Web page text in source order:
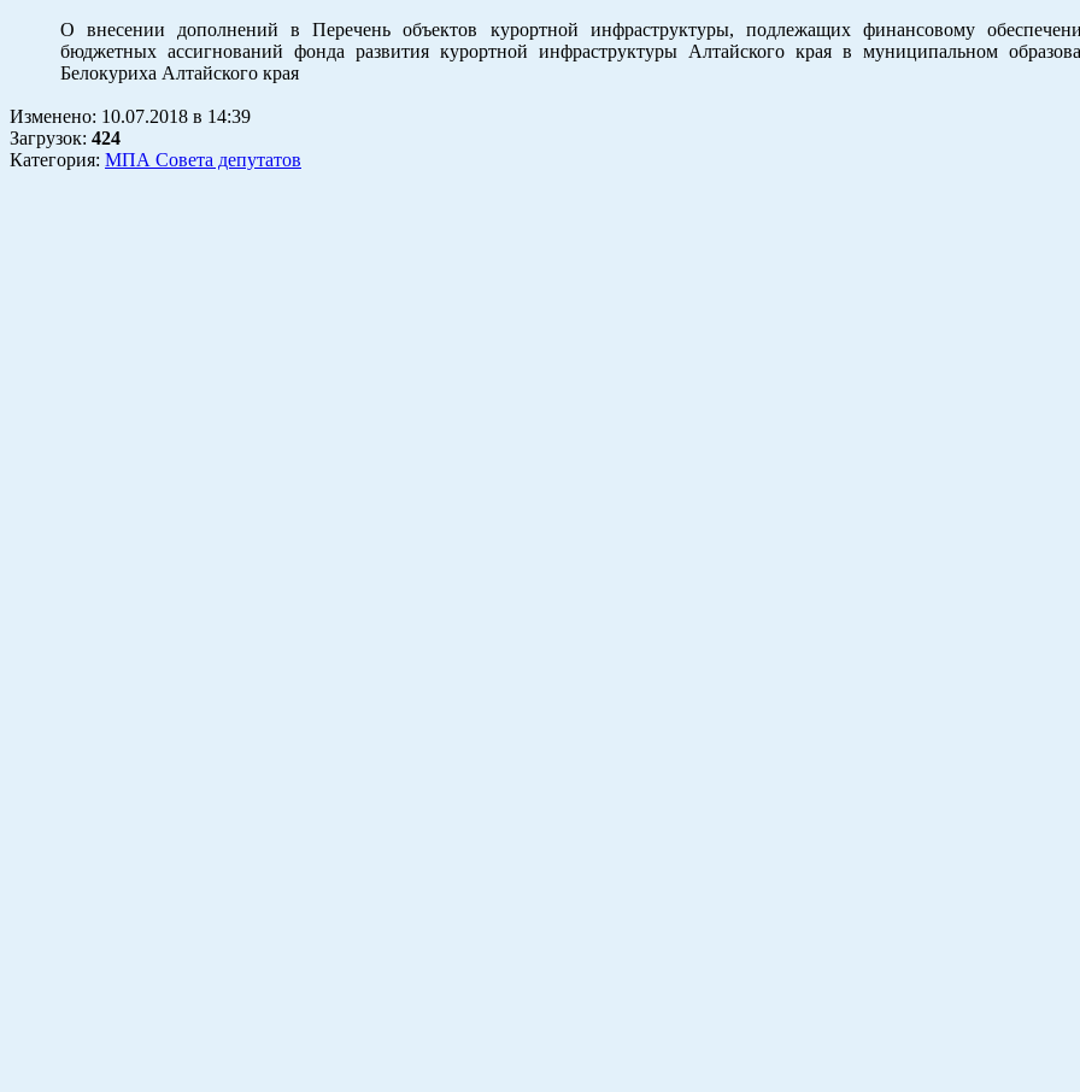
О внесении дополнений в Перечень объектов курортной инфраструктуры, подлежащих финансовому
бюджетных ассигнований фонда развития курортной инфраструктуры Алтайского края в муниципальном
Белокуриха Алтайского края
Изменено: 10.07.2018 в 14:39
Загрузок: 424
Категория: МПА Совета депутатов